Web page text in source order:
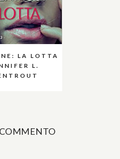
LA LOTTA
L.